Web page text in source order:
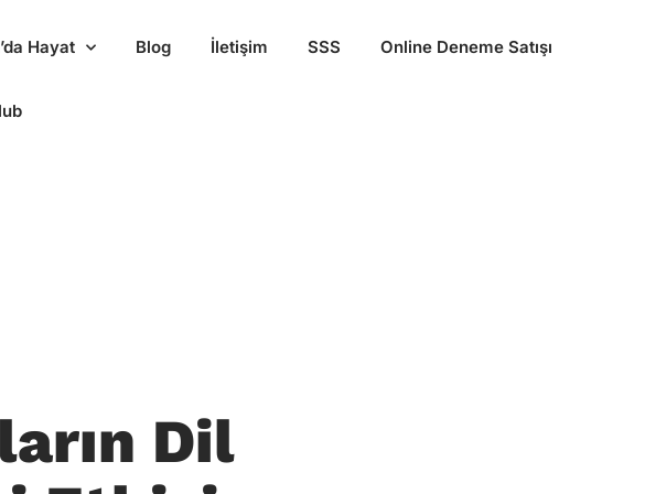
Hayat Blog İletişim SSS Online Deneme Satışı
Dil